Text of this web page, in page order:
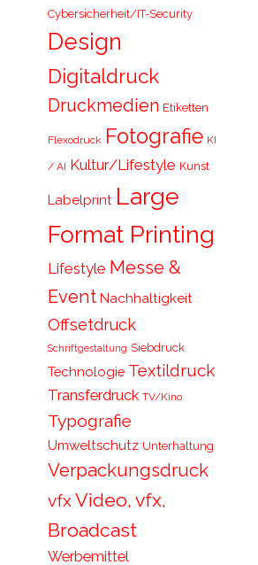
Cybersicherheit/IT-Security
Design
Digitaldruck
Druckmedien Etiketten
Flexodruck Fotografie KI
/ AI Kultur/Lifestyle Kunst
Labelprint Large
Format Printing
Lifestyle Messe &
Event Nachhaltigkeit
Offsetdruck
Schriftgestaltung Siebdruck
Technologie Textildruck
Transferdruck TV/Kino
Typografie
Umweltschutz Unterhaltung
Verpackungsdruck
vfxVideo, vfx,
Broadcast
Werbemittel